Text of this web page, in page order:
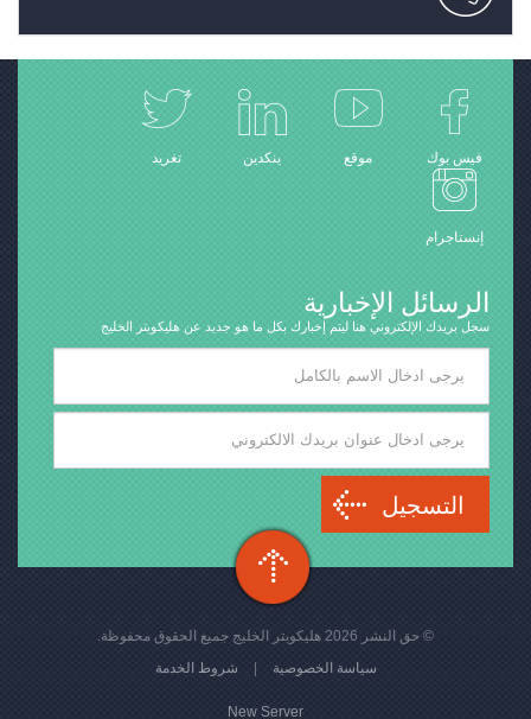
فيس بوك موقع ينكدين تغريد
إنستاجرام
الرسائل الإخبارية
سجل بريدك الإلكتروني هنا ليتم إخبارك بكل ما هو جديد عن هليكوبتر الخليج
التسجيل
© حق النشر 2026 هليكوبتر الخليج جميع الحقوق محفوظة.
سياسة الخصوصية
| شروط الخدمة
New Server